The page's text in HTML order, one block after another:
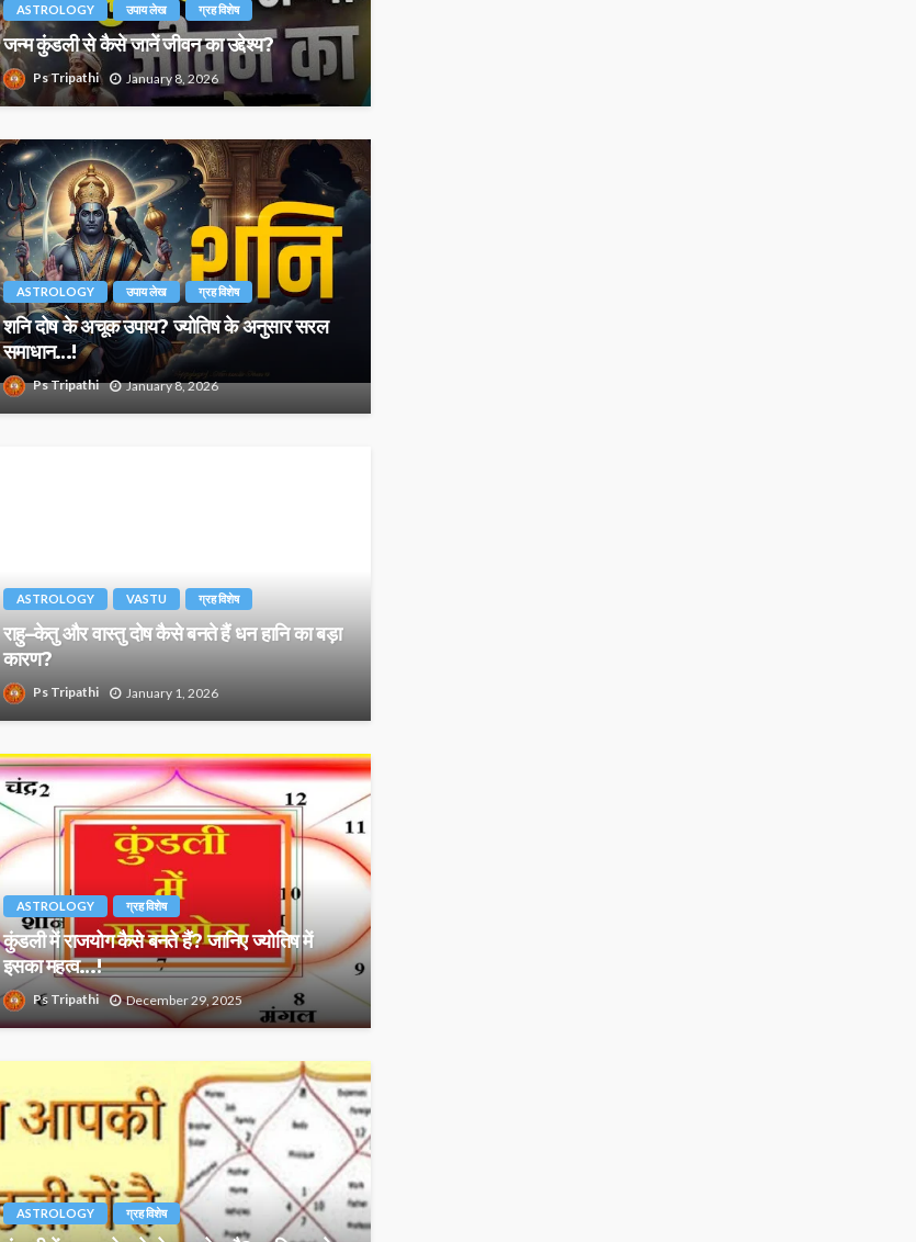
ASTROLOGY उपाय लेख ग्रह विशेष
जन्म कुंडली से कैसे जानें जीवन का उद्देश्य?
Ps Tripathi January 8, 2026
ASTROLOGY उपाय लेख ग्रह विशेष
शनि दोष के अचूक उपाय? ज्योतिष के अनुसार सरल
समाधान…!
Ps Tripathi January 8, 2026
ASTROLOGY VASTU ग्रह विशेष
राहु–केतु और वास्तु दोष कैसे बनते हैं धन हानि का बड़ा
कारण?
Ps Tripathi January 1, 2026
ASTROLOGY ग्रह विशेष
कुंडली में राजयोग कैसे बनते हैं? जानिए ज्योतिष में
इसका महत्व…!
Ps Tripathi December 29, 2025
ASTROLOGY ग्रह विशेष